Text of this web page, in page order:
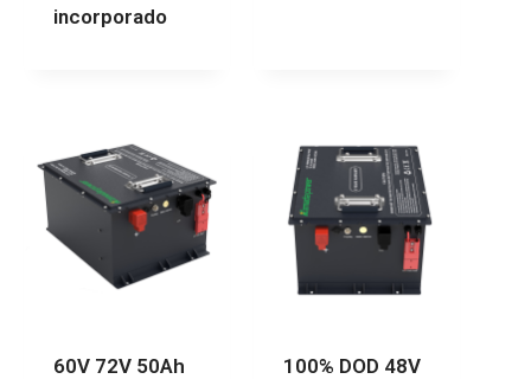
incorporado
60V 72V 50Ah
100% DOD 48V